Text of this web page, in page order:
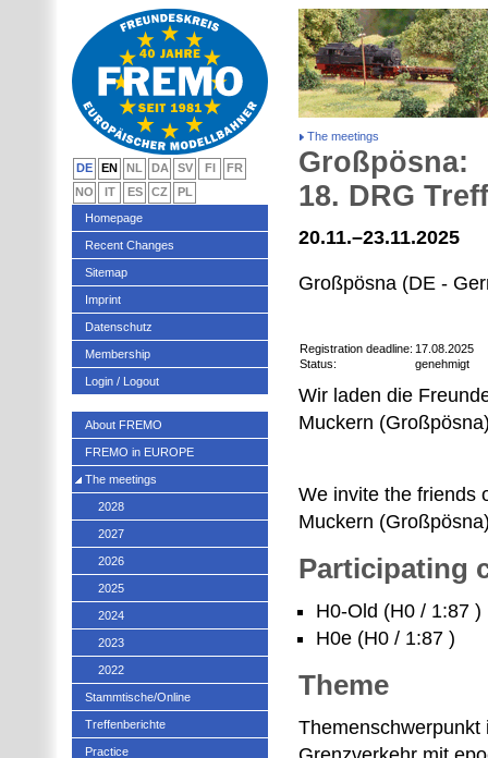
The meetings
Großpösna:
18. DRG
20.11.–23.11.2025
Großpösna (DE -
Registration deadline: 17.08.2025
Status:
genehmigt
Wir laden die
Muckern
We invite the friends
Muckern
Participating
H0-Old (H0 / 1:87 )
H0e (H0 / 1:87 )
Theme
Themenschwerpunkt
DE EN NL DA SV FI
FR
NO
IT ES CZ
PL
Homepage
Recent Changes
Sitemap
Imprint
Datenschutz
Membership
Login / Logout
About FREMO
FREMO in EUROPE
The meetings
2028
2027
2026
2025
2024
2023
2022
Stammtische/Online
Treffenberichte
Practice